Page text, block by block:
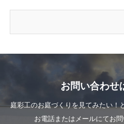
お問い合わせ
庭彩工のお庭づくりを見てみたい！
お電話またはメールにてお問